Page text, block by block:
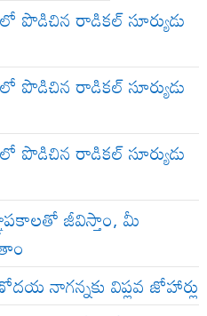
పొడిచిన రాడికల్ సూర్యుడు
పొడిచిన రాడికల్ సూర్యుడు
పొడిచిన రాడికల్ సూర్యుడు
జీవిస్తాం, మీ
నాగన్నకు విప్లవ జోహార్లు